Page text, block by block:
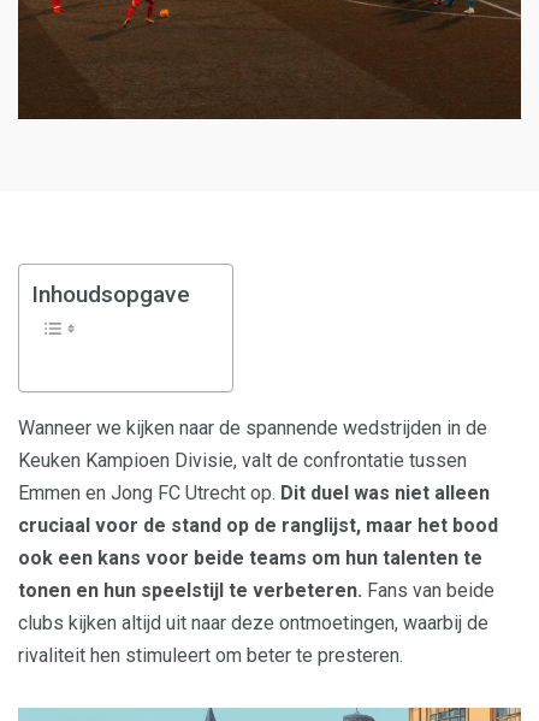
Inhoudsopgave
Wanneer we kijken naar de spannende wedstrijden in de
Keuken Kampioen Divisie, valt de confrontatie tussen
Emmen en Jong FC Utrecht op. Dit duel was niet alleen
cruciaal voor de stand op de ranglijst, maar het bood
ook een kans voor beide teams om hun talenten te
tonen en hun speelstijl te verbeteren. Fans van beide
clubs kijken altijd uit naar deze ontmoetingen, waarbij de
rivaliteit hen stimuleert om beter te presteren.